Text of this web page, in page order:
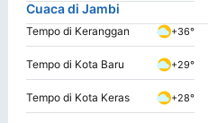
Cuaca di Jambi
Tempo di Keranggan +36°
Tempo di Kota Baru +29°
Tempo di Kota Keras +28°